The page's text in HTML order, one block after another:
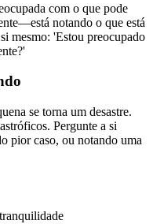
com o que pode
notando o que está
mesmo: 'Estou preocupado
se torna um desastre.
Pergunte a si
pior caso, ou notando uma